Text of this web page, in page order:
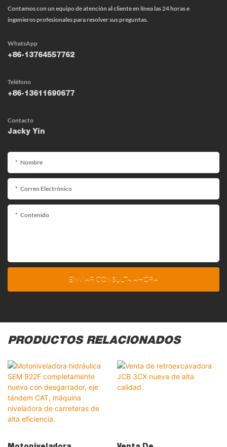
Contamos con un equipo de atención al cliente en línea las 24 horas e
ingenieros profesionales para resolver sus preguntas.
WhatsApp
+86-13764557762
Teléfono
+86-13611690677
Contacto
Jacky Yin
Nombre
Correo Electrónico
Contenido
ENVIAR CONSULTA AHORA
PRODUCTOS RELACIONADOS